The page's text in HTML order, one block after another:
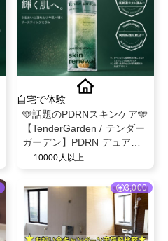
自宅で体験
🩵話題のPDRNスキンケア🩵
【TenderGarden / テンダー
ガーデン】PDRN デュアル
ブースト 美容液ミスト モニ
10000人以上
3,000